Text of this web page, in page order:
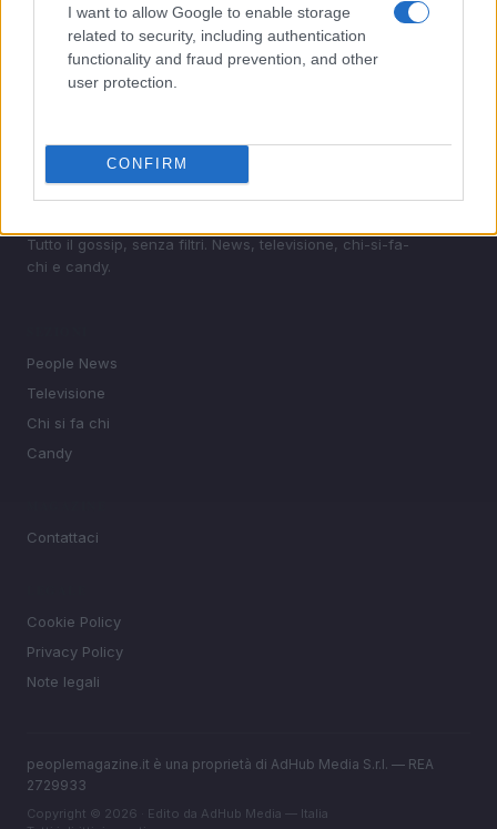
I want to allow Google to enable storage
related to security, including authentication
functionality and fraud prevention, and other
user protection.
CONFIRM
ResQ e l’impegno per una nuova nave di soccorso nel
Mediterraneo
Tutto il gossip, senza filtri. News, televisione, chi-si-fa-
chi e candy.
People News
Televisione
Chi si fa chi
Candy
Contattaci
Cookie Policy
Privacy Policy
Note legali
peoplemagazine.it è una proprietà di AdHub Media S.r.l. — REA
2729933
Copyright © 2026 · Edito da AdHub Media — Italia